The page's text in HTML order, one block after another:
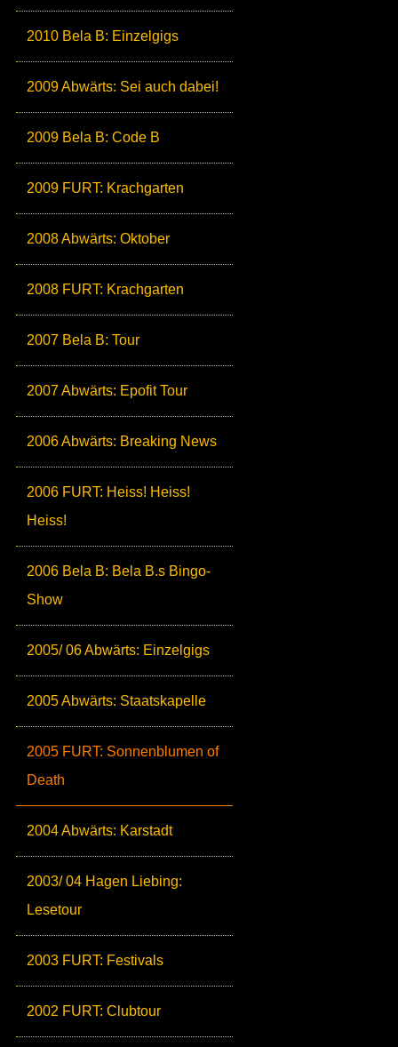
2010 Bela B: Einzelgigs
2009 Abwärts: Sei auch dabei!
2009 Bela B: Code B
2009 FURT: Krachgarten
2008 Abwärts: Oktober
2008 FURT: Krachgarten
2007 Bela B: Tour
2007 Abwärts: Epofit Tour
2006 Abwärts: Breaking News
2006 FURT: Heiss! Heiss!
Heiss!
2006 Bela B: Bela B.s Bingo-
Show
2005/ 06 Abwärts: Einzelgigs
2005 Abwärts: Staatskapelle
2005 FURT: Sonnenblumen of
Death
2004 Abwärts: Karstadt
2003/ 04 Hagen Liebing:
Lesetour
2003 FURT: Festivals
2002 FURT: Clubtour